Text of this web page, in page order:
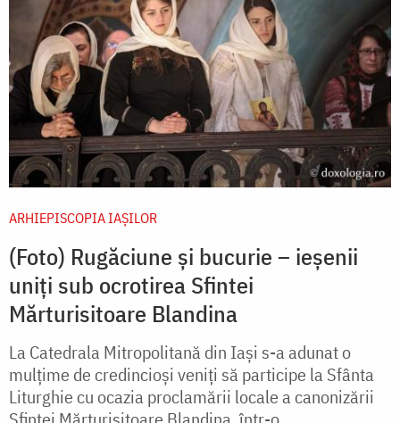
ARHIEPISCOPIA IAŞILOR
(Foto) Rugăciune și bucurie – ieșenii
uniți sub ocrotirea Sfintei
Mărturisitoare Blandina
La Catedrala Mitropolitană din Iași s-a adunat o
mulțime de credincioși veniți să participe la Sfânta
Liturghie cu ocazia proclamării locale a canonizării